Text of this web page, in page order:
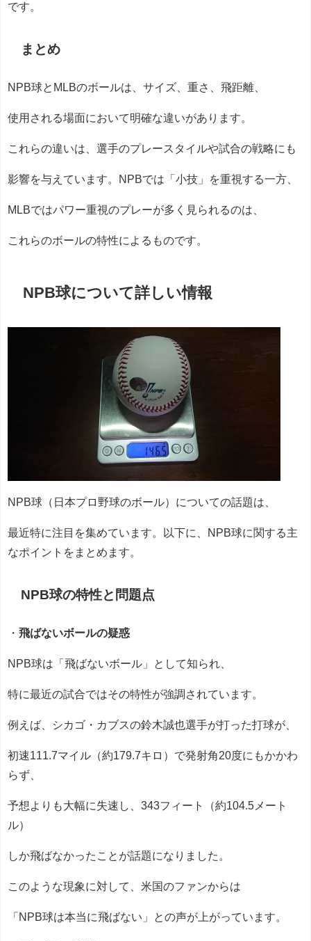
です。
まとめ
NPB球とMLBのボールは、サイズ、重さ、飛距離、
使用される場面において明確な違いがあります。
これらの違いは、選手のプレースタイルや試合の戦略にも
影響を与えています。NPBでは「小技」を重視する一方、
MLBではパワー重視のプレーが多く見られるのは、
これらのボールの特性によるものです。
NPB球について詳しい情報
NPB球（日本プロ野球のボール）についての話題は、
最近特に注目を集めています。以下に、NPB球に関する主
なポイントをまとめます。
NPB球の特性と問題点
・ 飛ばないボールの疑惑
NPB球は「飛ばないボール」として知られ、
特に最近の試合ではその特性が強調されています。
例えば、シカゴ・カブスの鈴木誠也選手が打った打球が、
初速111.7マイル（約179.7キロ）で発射角20度にもかかわ
らず、
予想よりも大幅に失速し、343フィート（約104.5メート
ル）
しか飛ばなかったことが話題になりました。
このような現象に対して、米国のファンからは
「NPB球は本当に飛ばない」との声が上がっています。